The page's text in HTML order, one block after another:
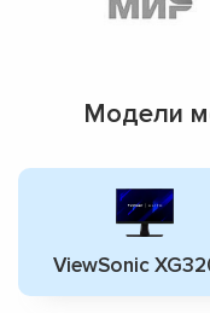
Модели
ViewSonic